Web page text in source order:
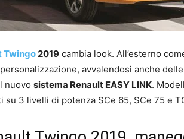
Twingo 2019 cambia look. All’esterno
avvalendosi anche
nuovo sistema Renault EASY LINK.
su 3 livelli di potenza SCe 65, SCe 75 e